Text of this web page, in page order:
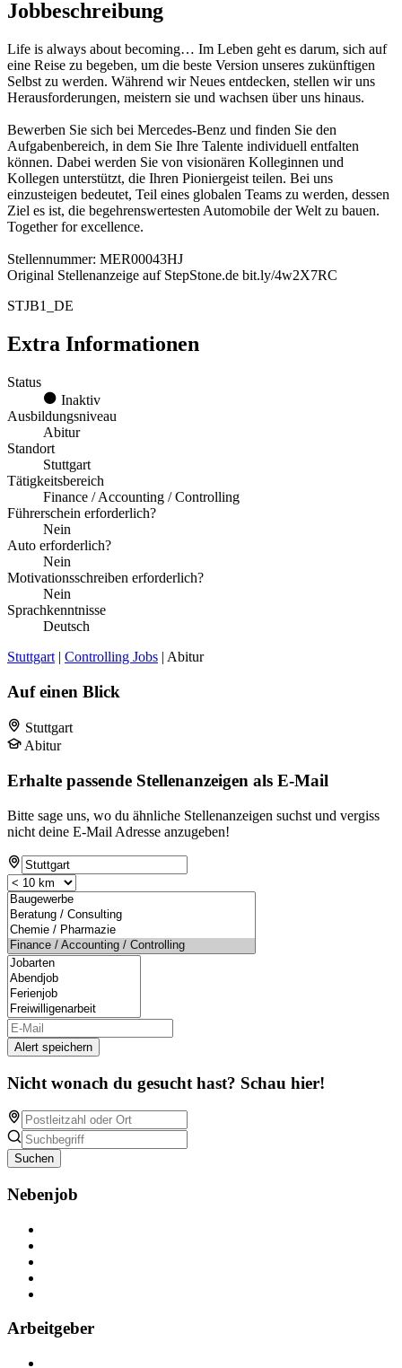
Jobbeschreibung
Life is always about becoming… Im Leben geht es darum, sich auf
eine Reise zu begeben, um die beste Version unseres zukünftigen
Selbst zu werden. Während wir Neues entdecken, stellen wir uns
Herausforderungen, meistern sie und wachsen über uns hinaus.
Bewerben Sie sich bei Mercedes-Benz und finden Sie den
Aufgabenbereich, in dem Sie Ihre Talente individuell entfalten
können. Dabei werden Sie von visionären Kolleginnen und
Kollegen unterstützt, die Ihren Pioniergeist teilen. Bei uns
einzusteigen bedeutet, Teil eines globalen Teams zu werden, dessen
Ziel es ist, die begehrenswertesten Automobile der Welt zu bauen.
Together for excellence.
Stellennummer: MER00043HJ
Original Stellenanzeige auf StepStone.de bit.ly/4w2X7RC
STJB1_DE
Extra Informationen
Status
Inaktiv
Ausbildungsniveau
Abitur
Standort
Stuttgart
Tätigkeitsbereich
Finance / Accounting / Controlling
Führerschein erforderlich?
Nein
Auto erforderlich?
Nein
Motivationsschreiben erforderlich?
Nein
Sprachkenntnisse
Deutsch
Stuttgart | Controlling Jobs | Abitur
Auf einen Blick
Stuttgart
Abitur
Erhalte passende Stellenanzeigen als E-Mail
Bitte sage uns, wo du ähnliche Stellenanzeigen suchst und vergiss
nicht deine E-Mail Adresse anzugeben!
Alert speichern
Nicht wonach du gesucht hast? Schau hier!
Suchen
Nebenjob
Arbeitgeber